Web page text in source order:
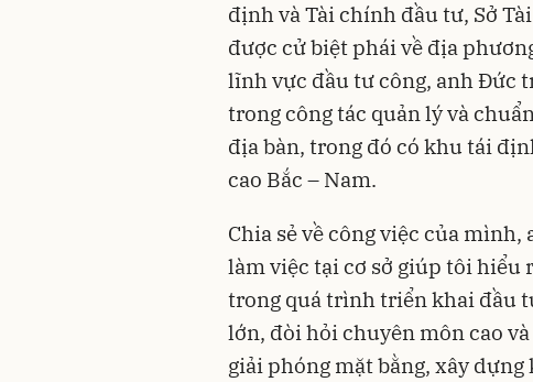
định và Tài chính đầu tư, Sở
được cử biệt phái về địa
lĩnh vực đầu tư công, anh Đức
trong công tác quản lý và
địa bàn, trong đó có khu tái
cao Bắc – Nam.
Chia sẻ về công việc của
làm việc tại cơ sở giúp tôi hiểu
trong quá trình triển khai đầu
lớn, đòi hỏi chuyên môn cao
giải phóng mặt bằng, xây